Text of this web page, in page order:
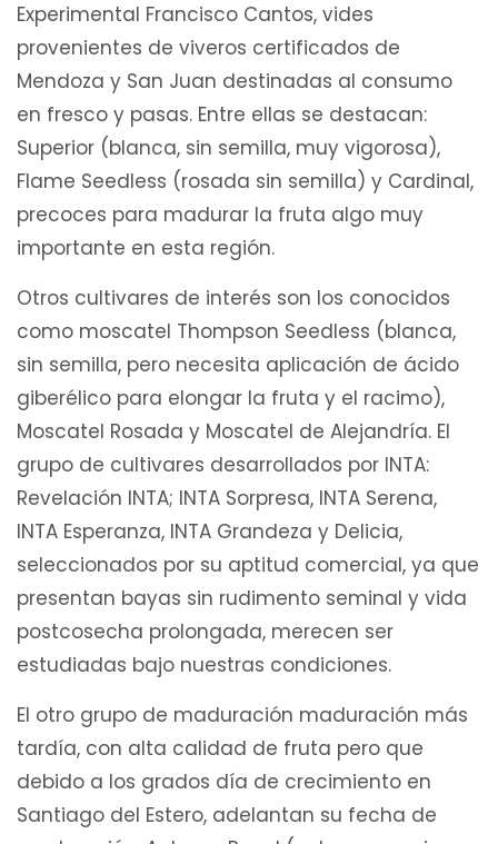
Experimental Francisco Cantos, vides
provenientes de viveros certificados de
Mendoza y San Juan destinadas al consumo
en fresco y pasas. Entre ellas se destacan:
Superior (blanca, sin semilla, muy vigorosa),
Flame Seedless (rosada sin semilla) y Cardinal,
precoces para madurar la fruta algo muy
importante en esta región.
Otros cultivares de interés son los conocidos
como moscatel Thompson Seedless (blanca,
sin semilla, pero necesita aplicación de ácido
giberélico para elongar la fruta y el racimo),
Moscatel Rosada y Moscatel de Alejandría. El
grupo de cultivares desarrollados por INTA:
Revelación INTA; INTA Sorpresa, INTA Serena,
INTA Esperanza, INTA Grandeza y Delicia,
seleccionados por su aptitud comercial, ya que
presentan bayas sin rudimento seminal y vida
postcosecha prolongada, merecen ser
estudiadas bajo nuestras condiciones.
El otro grupo de maduración maduración más
tardía, con alta calidad de fruta pero que
debido a los grados día de crecimiento en
Santiago del Estero, adelantan su fecha de